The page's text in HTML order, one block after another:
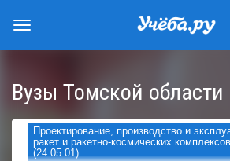
Вузы Томской области
Проектирование, производство и
ракет и ракетно-космических комплексов
(24.05.01)